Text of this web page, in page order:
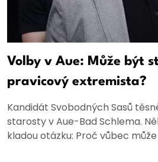
Volby v Aue: Může být
pravicový extremista?
Kandidát Svobodných Sasů
starosty v Aue-Bad Schlema.
kladou otázku: Proč vůbec může